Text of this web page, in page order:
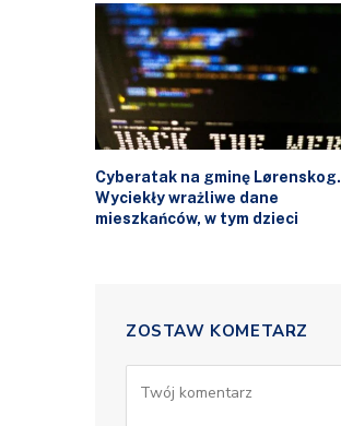
Cyberatak na gminę Lørenskog.
Wyciekły wrażliwe dane
mieszkańców, w tym dzieci
ZOSTAW KOMETARZ